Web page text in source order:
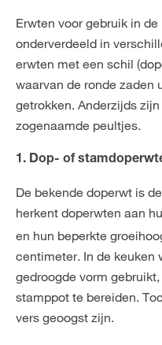
Erwten voor gebruik in
onderverdeeld in
erwten met een schil
waarvan de ronde zaden
getrokken. Anderzijds
zogenaamde peultjes.
1. Dop- of
De bekende doperwt is
herkent doperwten aan
en hun beperkte
centimeter. In de keuken
gedroogde vorm
stamppot te bereiden.
vers geoogst zijn.